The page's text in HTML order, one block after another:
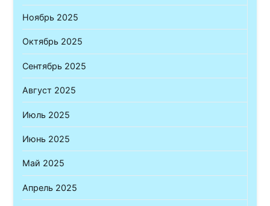
Ноябрь 2025
Октябрь 2025
Сентябрь 2025
Август 2025
Июль 2025
Июнь 2025
Май 2025
Апрель 2025